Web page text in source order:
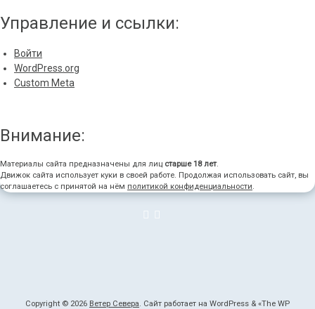
Управление и ссылки:
Войти
WordPress.org
Custom Meta
Внимание:
Материалы сайта предназначены для лиц старше 18 лет.
Движок сайта использует куки в своей работе. Продолжая использовать сайт, вы
соглашаетесь с принятой на нём политикой конфиденциальности.
Copyright © 2026 Ветер Севера. Сайт работает на WordPress & «The WP